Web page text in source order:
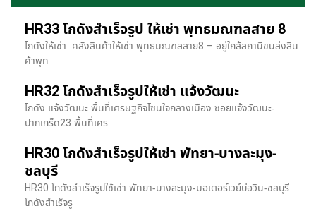
HR33 โกดังสำเร็จรูป ให้เช่า พุทธมณฑลสาย 8
โกดังให้เช่า คลังสินค้าให้เช่า พุทธมณฑลสาย8 – อยู่ใกล้สถานีขนส่งสิน
ค้าพุท
HR32 โกดังสำเร็จรูปให้เช่า แจ้งวัฒนะ
โกดัง แจ้งวัฒนะ พื้นที่เศรษฐกิจโซนใจกลางเมือง ซอยแจ้งวัฒนะ-
ปากเกร็ด23 พื้นที่เศร
HR30 โกดังสำเร็จรูปให้เช่า พัทยา-บางละมุง-
ชลบุรี
HR30 โกดังสำเร็จรูปใช้เช่า พัทยา-บางละมุง-มอเตอร์เวย์บ่อวิน-ชลบุรี
โกดังสำเร็จรู